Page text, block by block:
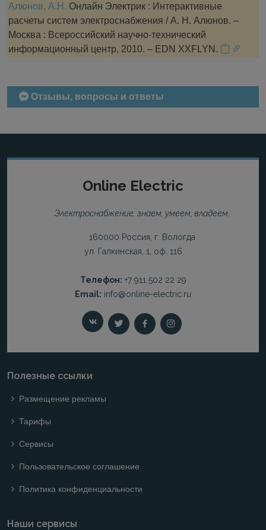
Алюнов, А.Н. Онлайн Электрик : Интерактивные
расчеты систем электроснабжения / А. Н. Алюнов. –
Москва : Всероссийский научно-технический
информационный центр, 2010. – EDN XXFLYN.
Отзывы, вопросы и ответы
Online Electric
Электроснабжение: знаем, умеем, владеем.
160000 Россия, г. Вологда
ул. Галкинская, 1, оф. 116
Телефон: +7 911 502 22 29
Email: info@online-electric.ru
Полезные ссылки
Размещение рекламы
Тарифы
Сервисы
Пользовательское соглашение
Политика конфиденциальности
Наши сервисы